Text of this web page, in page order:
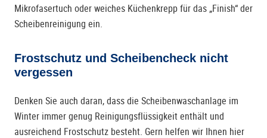
Mikrofasertuch oder weiches Küchenkrepp für das „Finish“ der
Scheibenreinigung ein.
Frostschutz und Scheibencheck nicht
vergessen
Denken Sie auch daran, dass die Scheibenwaschanlage im
Winter immer genug Reinigungsflüssigkeit enthält und
ausreichend Frostschutz besteht. Gern helfen wir Ihnen hier